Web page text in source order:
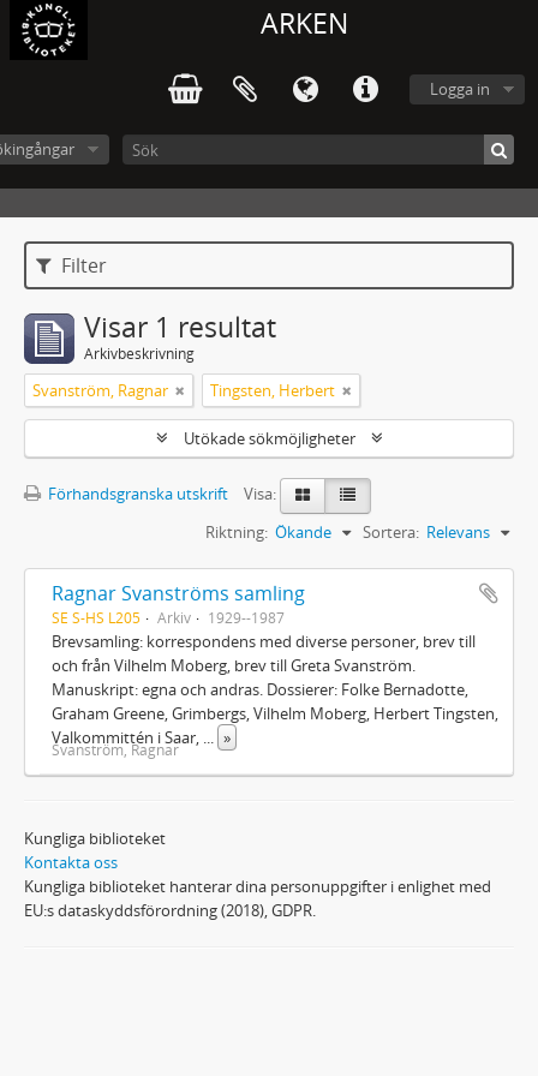
ARKEN
Logga in
Filter
Visar 1 resultat
Arkivbeskrivning
Svanström, Ragnar Tingsten, Herbert
Utökade sökmöjligheter
Förhandsgranska utskrift
Visa:
Sortera: Relevans
Riktning: Ökande
Ragnar Svanströms samling
SE S-HS L205 Arkiv 1929--1987
Brevsamling: korrespondens med diverse personer, brev till
och från Vilhelm Moberg, brev till Greta Svanström.
Manuskript: egna och andras. Dossierer: Folke Bernadotte,
Graham Greene, Grimbergs, Vilhelm Moberg, Herbert Tingsten,
Valkommittén i Saar,
»
Svanström, Ragnar
Kungliga biblioteket
Kontakta oss
Kungliga biblioteket hanterar dina personuppgifter i enlighet med
EU:s dataskyddsförordning (2018), GDPR.